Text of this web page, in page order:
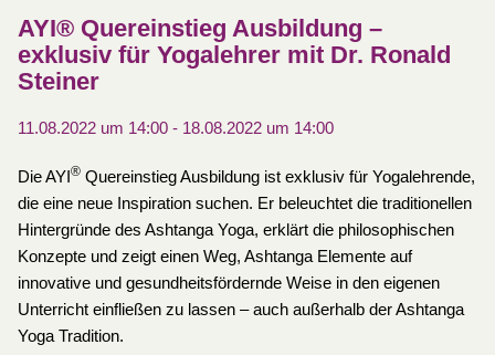
AYI® Quereinstieg Ausbildung –
exklusiv für Yogalehrer mit Dr. Ronald
Steiner
11.08.2022 um 14:00- 18.08.2022 um 14:00
Die AYI ®Quereinstieg Ausbildung ist exklusiv für Yogalehrende,
die eine neue Inspiration suchen. Er beleuchtet die traditionellen
Hintergründe des Ashtanga Yoga, erklärt die philosophischen
Konzepte und zeigt einen Weg, Ashtanga Elemente auf
innovative und gesundheitsfördernde Weise in den eigenen
Unterricht einfließen zu lassen – auch außerhalb der Ashtanga
Yoga Tradition.